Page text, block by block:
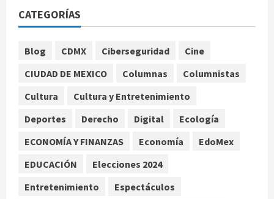
Lotería Nacional emite billete por
centenario de la Asociación de
agosto 7, 2026
Desplome de la IA arrastra a fondos
estrella de Wall Street
CATEGORÍAS
Blog CDMX Ciberseguridad
Cine
CIUDAD DE MEXICO
Columnas
Columnistas
Cultura
Cultura y Entretenimiento
Deportes
Derecho Digital
Ecología
ECONOMÍA Y FINANZAS
Economía
EdoMex
EDUCACIÓN
Elecciones 2024
Entretenimiento
Espectáculos